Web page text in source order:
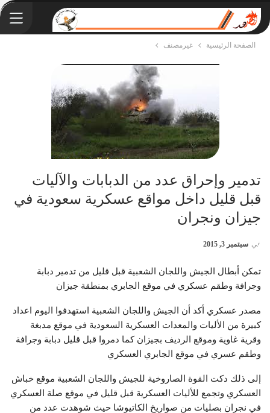
الصفحة الرئيسية غيرمصنف
تدمير وإحراق عدد من الدبابات والآليات
قبل قليل داخل مواقع عسكرية سعودية في
جيزان ونجران
في سبتمبر 3, 2015
تمكن أبطال الجيش واللجان الشعبية قبل قليل من تدمير دبابة
وجرافة وطقم عسكري في موقع الجابري بمنطقة جيزان
مصدر عسكري أكد أن الجيش واللجان الشعبية استهدفوا اليوم اعداد
كبيرة من الأليات والمعدات العسكرية السعودية في موقع مدبغة
وقرية غاوية وموقع الرديف بجيزان كما دمروا قبل قليل دبابة وجرافة
وطقم عسري في موقع الجابري العسكري
إلى ذلك دكت القوة الصاروخية للجيش واللجان الشعبية موقع خباش
العسكري وتجمع للأليات العسكرية قبل قليل في موقع صلة العسكري
في نجران بصليات من صواريخ الكاتيوشا حيث شوهدت عدد من